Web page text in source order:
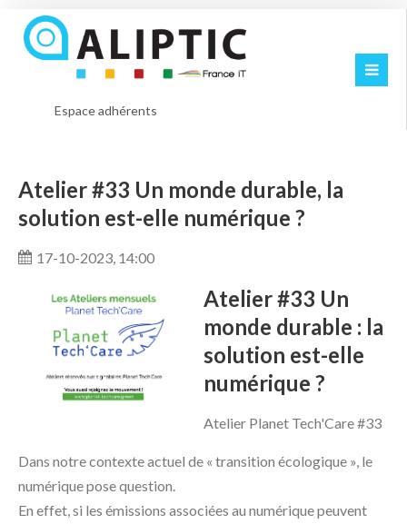
Espace adhérents
Atelier #33 Un monde durable, la
solution est-elle numérique ?
17-10-2023, 14:00
Atelier #33 Un
monde durable : la
solution est-elle
numérique ?
Atelier Planet Tech'Care #33
Dans notre contexte actuel de « transition écologique », le
numérique pose question.
En effet, si les émissions associées au numérique peuvent